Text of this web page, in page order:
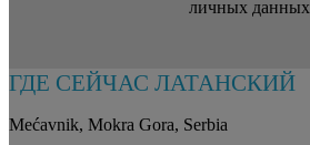
личных данных
ГДЕ СЕЙЧАС ЛАТАНСКИЙ
Mećavnik, Mokra Gora, Serbia